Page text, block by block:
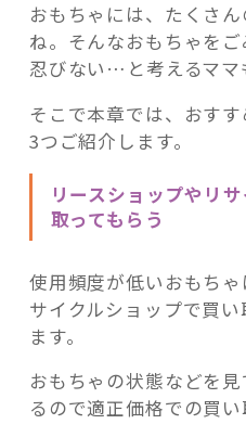
おもちゃには、たくさ
ね。そんなおもちゃを
忍びない…と考えるママ
そこで本章では、おす
3つご紹介します。
リースショップやリ
取ってもらう
使用頻度が低いおもち
サイクルショップで買
ます。
おもちゃの状態などを
るので適正価格での買い